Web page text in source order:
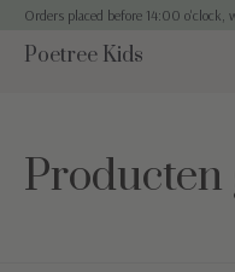
Orders placed before 14:00 o'clock,
Poetree Kids
Producten